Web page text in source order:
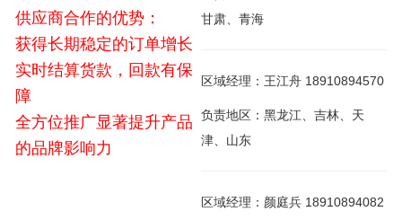
供应商合作的优势：
获得长期稳定的订单增长
实时结算货款，回款有保
障
全方位推广显著提升产品
的品牌影响力
甘肃、青海
区域经理：王江舟 18910894570
负责地区：黑龙江、吉林、天
津、山东
区域经理：颜庭兵 18910894082